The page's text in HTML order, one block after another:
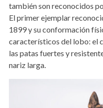
también son reconocidos
El primer ejemplar
1899 y su conformación
característicos del lobo: el
las patas fuertes y
nariz larga.